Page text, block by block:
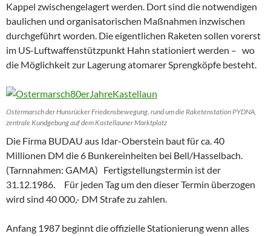
Kappel zwischengelagert werden. Dort sind die notwendigen
baulichen und organisatorischen Maßnahmen inzwischen
durchgeführt worden. Die eigentlichen Raketen sollen vorerst
im US-Luftwaffenstützpunkt Hahn stationiert werden – wo
die Möglichkeit zur Lagerung atomarer Sprengköpfe besteht.
Ostermarsch der Hunsrücker Friedensbewegung, rund um die Raketenstation PYDNA,
zentrale Kundgebung auf dem Kastellauner Marktplatz
Die Firma BUDAU aus Idar-Oberstein baut für ca. 40
Millionen DM die 6 Bunkereinheiten bei Bell/Hasselbach.
(Tarnnahmen: GAMA) Fertigstellungstermin ist der
31.12.1986. Für jeden Tag um den dieser Termin überzogen
wird sind 40 000,- DM Strafe zu zahlen.
Anfang 1987 beginnt die offizielle Stationierung wenn alles